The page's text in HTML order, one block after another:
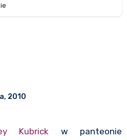
2010
Kubrick w panteonie